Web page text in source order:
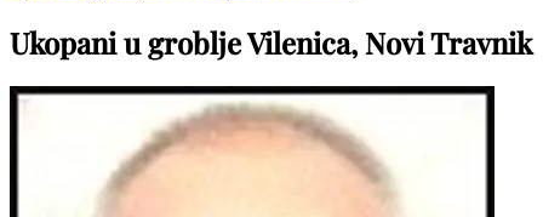
Ukopani u groblje Vilenica, Novi Travnik